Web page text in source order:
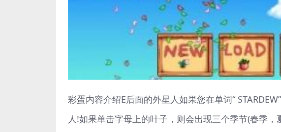
彩蛋内容介绍E后面的外星人如果您在单词“
人!如果单击字母上的叶子，则会出现三个季节(春季